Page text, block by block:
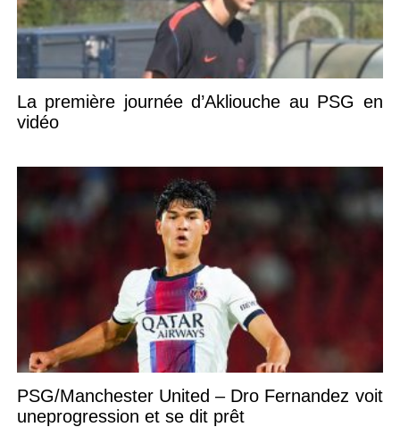
La première journée d’Akliouche au PSG en
vidéo
PSG/Manchester United – Dro Fernandez voit
uneprogression et se dit prêt